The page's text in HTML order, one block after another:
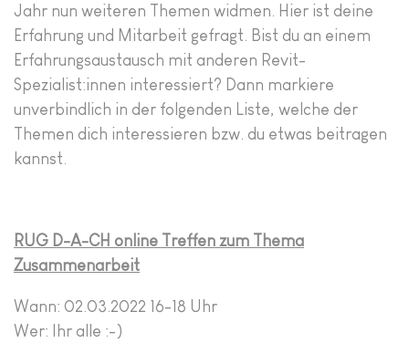
Jahr nun weiteren Themen widmen. Hier ist deine
Erfahrung und Mitarbeit gefragt. Bist du an einem
Erfahrungsaustausch mit anderen Revit-
Spezialist:innen interessiert? Dann markiere
unverbindlich in der folgenden Liste, welche der
Themen dich interessieren bzw. du etwas beitragen
kannst.
RUG D-A-CH online Treffen zum Thema
Zusammenarbeit
Wann: 02.03.2022 16-18 Uhr
Wer: Ihr alle :-)